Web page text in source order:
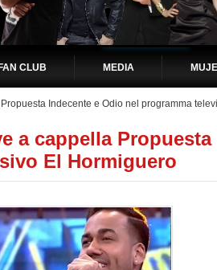
FAN CLUB MEDIA
Indecente e Odio nel programma
a cappella Propuesta
El Hormiguero